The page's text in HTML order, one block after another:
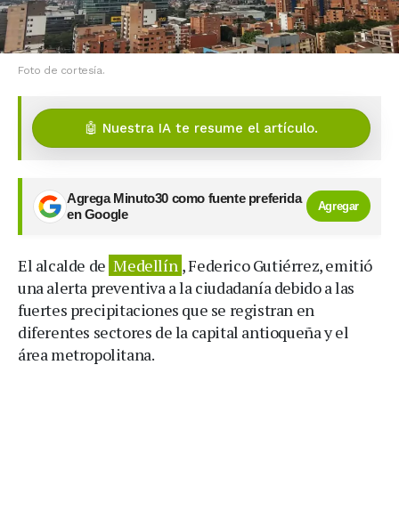
Foto de cortesía.
🤖 Nuestra IA te resume el artículo.
Agrega Minuto30 como fuente preferida
en Google
Agregar
El alcalde de Medellín , Federico Gutiérrez, emitió
una alerta preventiva a la ciudadanía debido a las
fuertes precipitaciones que se registran en
diferentes sectores de la capital antioqueña y el
área metropolitana.